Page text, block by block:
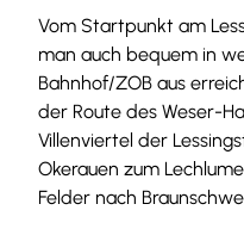
h
a
u
s
.
j
p
Vom Startpunkt am
man auch bequem in
Bahnhof/ZOB aus
der Route des Weser-
Villenviertel der
Okerauen zum
Felder nach